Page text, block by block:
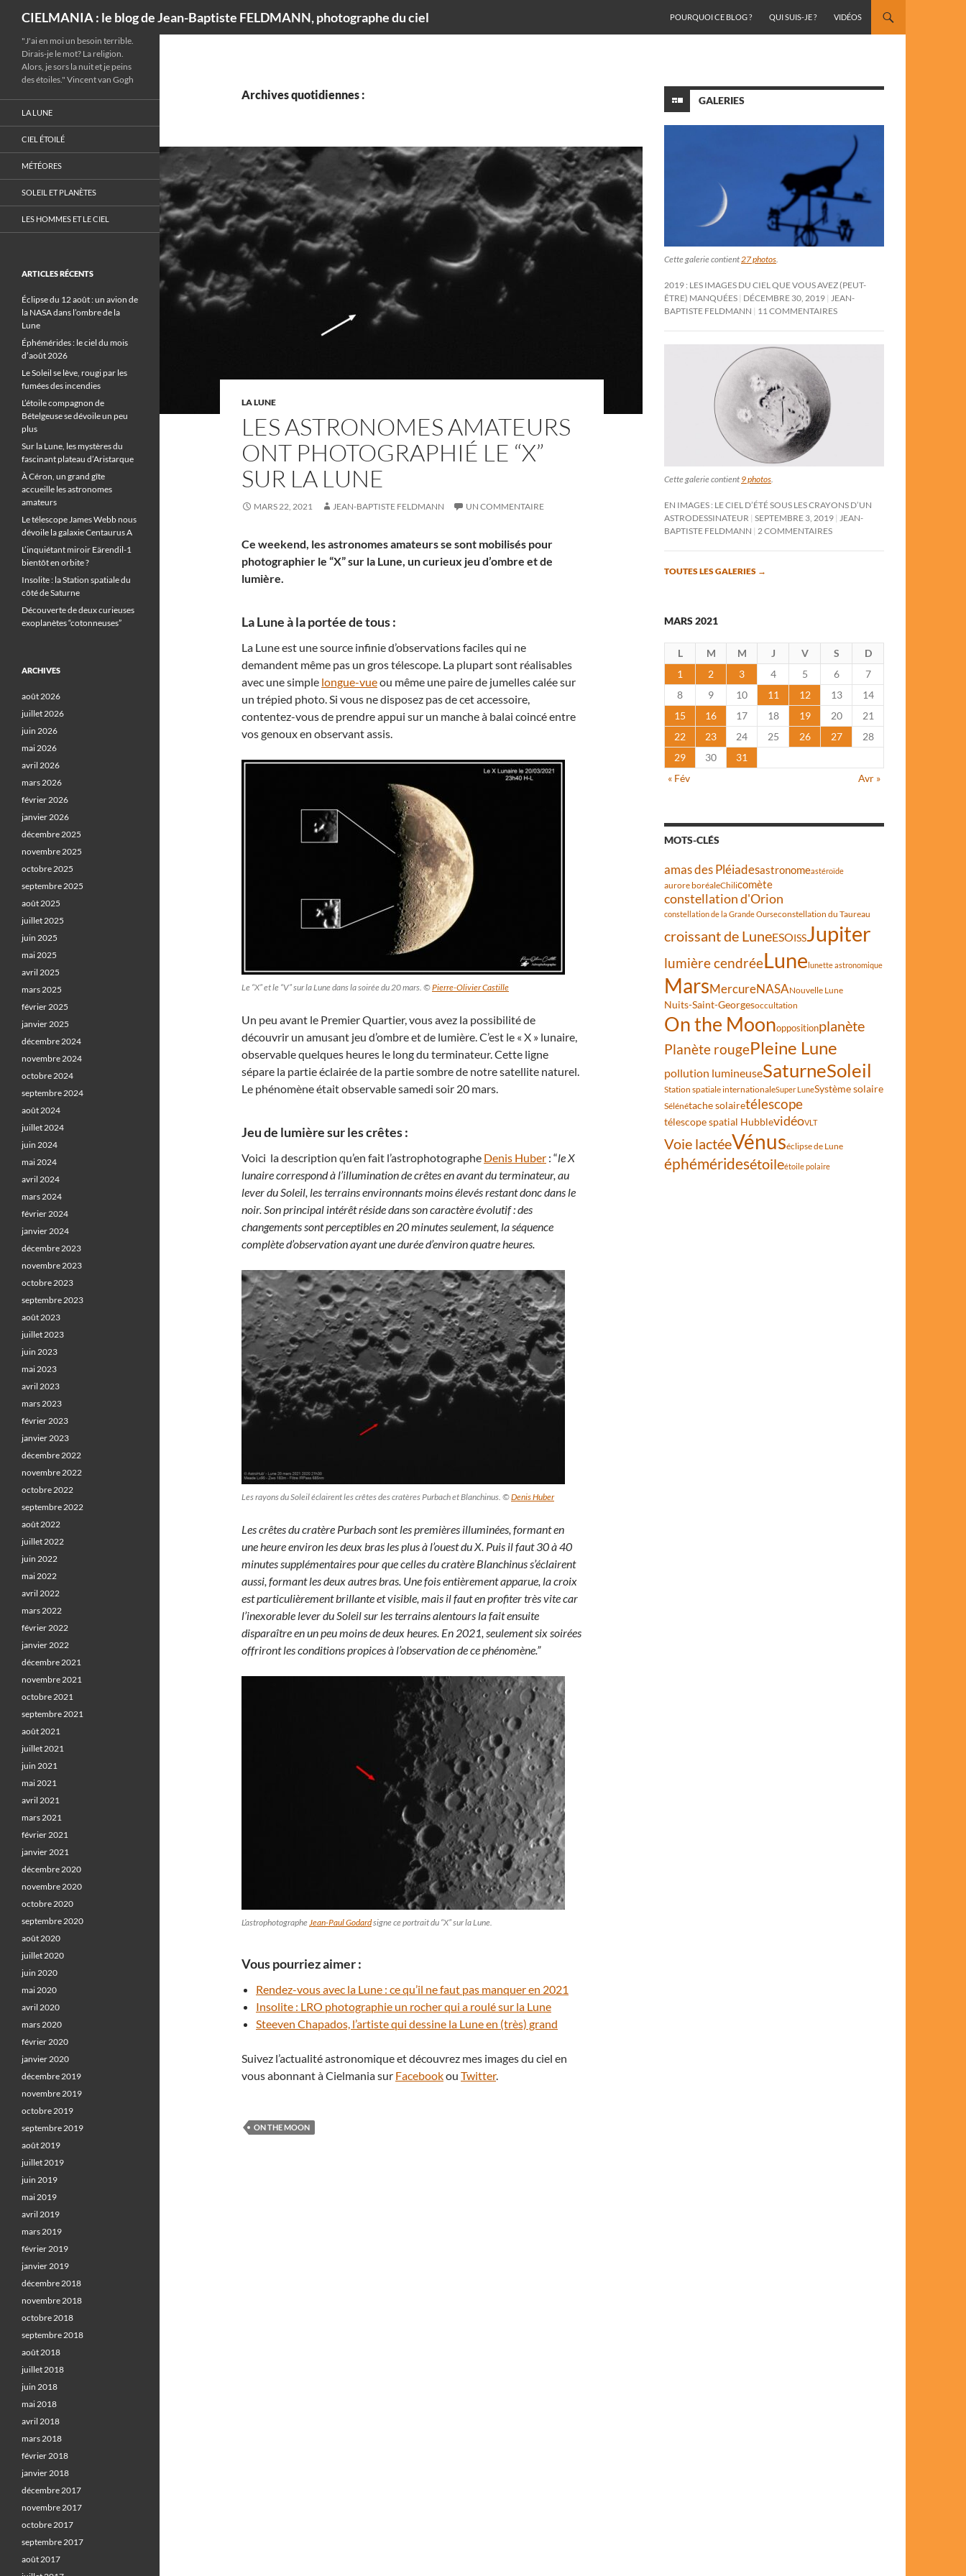
CIELMANIA : le blog de Jean-Baptiste FELDMANN, photographe du ciel
POURQUOI CE BLOG ?
QUI SUIS-JE ? VIDÉOS
Archives quotidiennes :
LA LUNE
LES ASTRONOMES AMATEURS
ONT PHOTOGRAPHIÉ LE “X”
SUR LA LUNE
MARS 22, 2021 JEAN-BAPTISTE FELDMANN UN COMMENTAIRE
Ce weekend, les astronomes amateurs se sont mobilisés pour
photographier le “X” sur la Lune, un curieux jeu d’ombre et de
lumière.
La Lune à la portée de tous :
La Lune est une source infinie d’observations faciles qui ne
demandent même pas un gros télescope. La plupart sont réalisables
avec une simple longue-vueou même une paire de jumelles calée sur
un trépied photo. Si vous ne disposez pas de cet accessoire,
contentez-vous de prendre appui sur un manche à balai coincé entre
vos genoux en observant assis.
Le “X” et le “V” sur la Lune dans la soirée du 20 mars. ©Pierre-Olivier Castille
Un peu avant le Premier Quartier, vous avez la possibilité de
découvrir un amusant jeu d’ombre et de lumière. C’est le « X » lunaire,
observable quelques heures le long du terminateur. Cette ligne
sépare la partie éclairée de la partie sombre de notre satellite naturel.
Le phénomène était observable samedi soir 20 mars.
Jeu de lumière sur les crêtes :
Voici la description qu’en fait l’astrophotographe Denis Huber : “le X
lunaire correspond à l’illumination de crêtes en avant du terminateur, au
lever du Soleil, les terrains environnants moins élevés restant donc dans le
noir. Son principal intérêt réside dans son caractère évolutif : des
changements sont perceptibles en 20 minutes seulement, la séquence
complète d’observation ayant une durée d’environ quatre heures.
Les rayons du Soleil éclairent les crêtes des cratères Purbach et Blanchinus. ©Denis Huber
Les crêtes du cratère Purbach sont les premières illuminées, formant en
une heure environ les deux bras les plus à l’ouest du X. Puis il faut 30 à 40
minutes supplémentaires pour que celles du cratère Blanchinus s’éclairent
aussi, formant les deux autres bras. Une fois entièrement apparue, la croix
est particulièrement brillante et visible, mais il faut en profiter très vite car
l’inexorable lever du Soleil sur les terrains alentours la fait ensuite
disparaître en un peu moins de deux heures. En 2021, seulement six soirées
offriront les conditions propices à l’observation de ce phénomène.”
L’astrophotographeJean-Paul Godardsigne ce portrait du “X” sur la Lune.
Vous pourriez aimer :
Rendez-vous avec la Lune : ce qu’il ne faut pas manquer en 2021
Insolite : LRO photographie un rocher qui a roulé sur la Lune
Steeven Chapados, l’artiste qui dessine la Lune en (très) grand
Suivez l’actualité astronomique et découvrez mes images du ciel en
vous abonnant à Cielmania sur Facebookou Twitter.
ON THE MOON
GALERIES
Cette galerie contient27 photos.
2019 : LES IMAGES DU CIEL QUE VOUS AVEZ (PEUT-
ÊTRE) MANQUÉES DÉCEMBRE 30, 2019 JEAN-
BAPTISTE FELDMANN
11 COMMENTAIRES
Cette galerie contient 9 photos
EN IMAGES : LE CIEL D’ÉTÉ SOUS LES CRAYONS D’UN
ASTRODESSINATEUR SEPTEMBRE 3, 2019
JEAN-
BAPTISTE FELDMANN
2 COMMENTAIRES
TOUTES LES GALERIES →
MARS 2021
L M M J V S
D
1
2 3 4 5 6
7
8
9 10 11 12 13
14
15
16 17 18 19 20
21
22
23 24 25 26 27
28
29
30
31
« Fév
Avr »
MOTS-CLÉS
amas des Pléiadesastronomeastéroïde
aurore boréaleChilicomète
constellation d'Orion
constellation de la Grande Ourseconstellation du Taureau
croissant de LuneESOISSJupiter
lumière cendréeLunelunette astronomique
MarsMercureNASANouvelle Lune
Nuits-Saint-Georgesoccultation
On the Moonoppositionplanète
Planète rougePleine Lune
pollution lumineuseSaturneSoleil
Station spatiale internationaleSuper LuneSystème solaire
Sélénétache solairetélescope
télescope spatial HubblevidéoVLT
Voie lactéeVénuséclipse de Lune
éphéméridesétoileétoile polaire
"J'ai en moi un besoin terrible.
Dirais-je le mot? La religion.
Alors, je sors la nuit et je peins
des étoiles." Vincent van Gogh
LA LUNE
CIEL ÉTOILÉ
MÉTÉORES
SOLEIL ET PLANÈTES
LES HOMMES ET LE CIEL
ARTICLES RÉCENTS
Éclipse du 12 août : un avion de
la NASA dans l’ombre de la
Lune
Éphémérides : le ciel du mois
d’août 2026
Le Soleil se lève, rougi par les
fumées des incendies
L’étoile compagnon de
Bételgeuse se dévoile un peu
plus
Sur la Lune, les mystères du
fascinant plateau d’Aristarque
À Céron, un grand gîte
accueille les astronomes
amateurs
Le télescope James Webb nous
dévoile la galaxie Centaurus A
L’inquiétant miroir Eärendil-1
bientôt en orbite ?
Insolite : la Station spatiale du
côté de Saturne
Découverte de deux curieuses
exoplanètes “cotonneuses”
ARCHIVES
août 2026
juillet 2026
juin 2026
mai 2026
avril 2026
mars 2026
février 2026
janvier 2026
décembre 2025
novembre 2025
octobre 2025
septembre 2025
août 2025
juillet 2025
juin 2025
mai 2025
avril 2025
mars 2025
février 2025
janvier 2025
décembre 2024
novembre 2024
octobre 2024
septembre 2024
août 2024
juillet 2024
juin 2024
mai 2024
avril 2024
mars 2024
février 2024
janvier 2024
décembre 2023
novembre 2023
octobre 2023
septembre 2023
août 2023
juillet 2023
juin 2023
mai 2023
avril 2023
mars 2023
février 2023
janvier 2023
décembre 2022
novembre 2022
octobre 2022
septembre 2022
août 2022
juillet 2022
juin 2022
mai 2022
avril 2022
mars 2022
février 2022
janvier 2022
décembre 2021
novembre 2021
octobre 2021
septembre 2021
août 2021
juillet 2021
juin 2021
mai 2021
avril 2021
mars 2021
février 2021
janvier 2021
décembre 2020
novembre 2020
octobre 2020
septembre 2020
août 2020
juillet 2020
juin 2020
mai 2020
avril 2020
mars 2020
février 2020
janvier 2020
décembre 2019
novembre 2019
octobre 2019
septembre 2019
août 2019
juillet 2019
juin 2019
mai 2019
avril 2019
mars 2019
février 2019
janvier 2019
décembre 2018
novembre 2018
octobre 2018
septembre 2018
août 2018
juillet 2018
juin 2018
mai 2018
avril 2018
mars 2018
février 2018
janvier 2018
décembre 2017
novembre 2017
octobre 2017
septembre 2017
août 2017